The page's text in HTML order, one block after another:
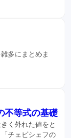
多にまとめま
不等式の基礎
く外れた値をと
チェビシェフの